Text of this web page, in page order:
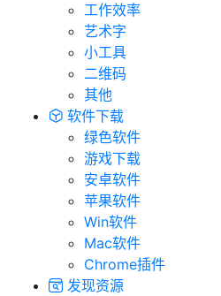
工作效率
艺术字
小工具
二维码
其他
软件下载
绿色软件
游戏下载
安卓软件
苹果软件
Win软件
Mac软件
Chrome插件
发现资源